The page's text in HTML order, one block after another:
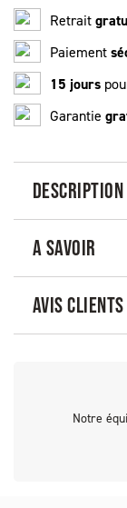
Retrait
Paiement
15 jours
Garantie
DESCRIPTION
A SAVOIR
AVIS CLIENTS
Notre